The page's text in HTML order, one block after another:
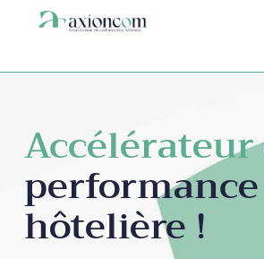
Panneau de gestion des cookies
Accueil
Accélérateur
performance
hôtelière !